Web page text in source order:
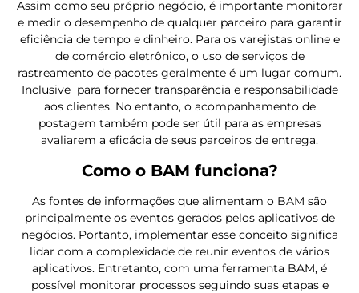
Assim como seu próprio negócio, é importante monitorar
e medir o desempenho de qualquer parceiro para garantir
eficiência de tempo e dinheiro. Para os varejistas online e
de comércio eletrônico, o uso de serviços de
rastreamento de pacotes geralmente é um lugar comum.
Inclusive para fornecer transparência e responsabilidade
aos clientes. No entanto, o acompanhamento de
postagem também pode ser útil para as empresas
avaliarem a eficácia de seus parceiros de entrega.
Como o BAM funciona?
As fontes de informações que alimentam o BAM são
principalmente os eventos gerados pelos aplicativos de
negócios. Portanto, implementar esse conceito significa
lidar com a complexidade de reunir eventos de vários
aplicativos. Entretanto, com uma ferramenta BAM, é
possível monitorar processos seguindo suas etapas e